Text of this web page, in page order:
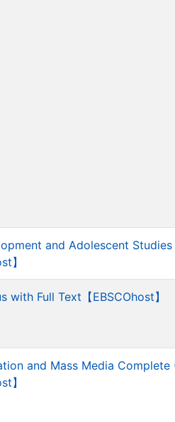
and Adolescent Studies
】
with Full Text【EBSCOhost】
and Mass Media Complete
】